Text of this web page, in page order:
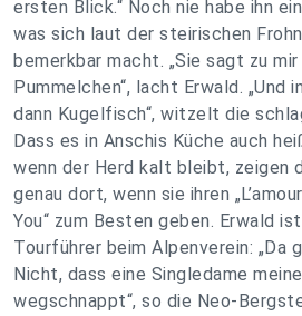
ersten Blick.“ Noch nie habe ihn
was sich laut der steirischen
bemerkbar macht. „Sie sagt zu
Pummelchen“, lacht Erwald. „Und
dann Kugelfisch“, witzelt die
Dass es in Anschis Küche auch
wenn der Herd kalt bleibt, zeigen
genau dort, wenn sie ihren
You“ zum Besten geben. Erwald
Tourführer beim Alpenverein: „Da
Nicht, dass eine Singledame
wegschnappt“, so die Neo-